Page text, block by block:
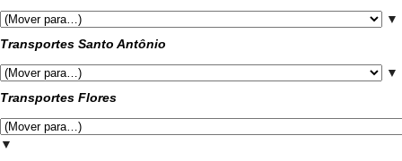
▼
Transportes Santo Antônio
▼
Transportes Flores
▼